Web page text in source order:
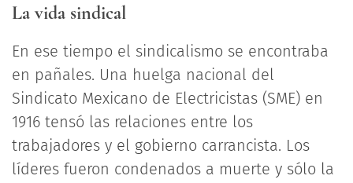
La vida sindical
En ese tiempo el sindicalismo se encontraba
en pañales. Una huelga nacional del
Sindicato Mexicano de Electricistas (SME) en
1916 tensó las relaciones entre los
trabajadores y el gobierno carrancista. Los
líderes fueron condenados a muerte y sólo la